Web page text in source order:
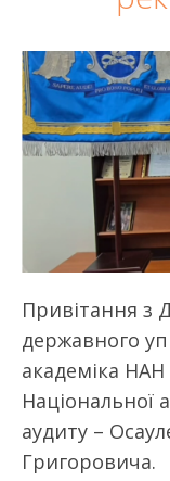
Привітання з
державного
академіка
Національної
аудиту –
Григоровича.